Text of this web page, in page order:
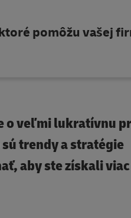
pomôžu vašej
o veľmi lukratívnu
trendy a stratégie
aby ste získali viac